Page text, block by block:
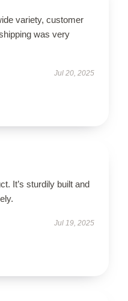
variety, customer
was very
Jul 20, 2025
It’s sturdily built and
Jul 19, 2025